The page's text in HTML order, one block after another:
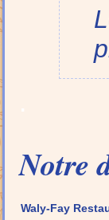
Notre
Waly-Fay